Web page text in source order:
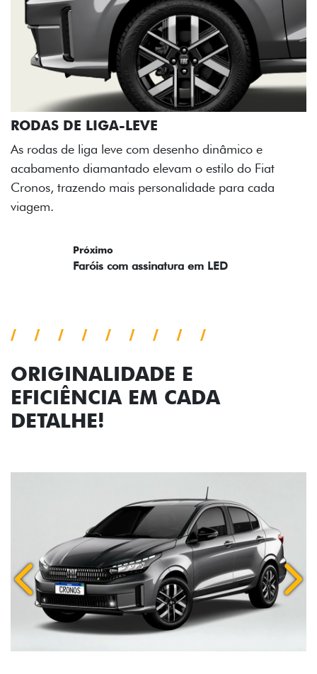
RODAS DE LIGA-LEVE
As rodas de liga leve com desenho dinâmico e
acabamento diamantado elevam o estilo do Fiat
Cronos, trazendo mais personalidade para cada
viagem.
Próximo
Faróis com assinatura em LED
ORIGINALIDADE E
EFICIÊNCIA EM CADA
DETALHE!
Anterior